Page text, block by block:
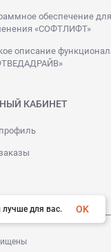
обеспечение
«СОФТЛИФТ»
описание
КАБИНЕТ
для вас. OK